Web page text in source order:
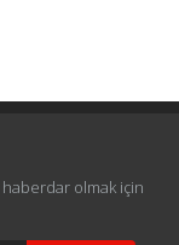
olmak için